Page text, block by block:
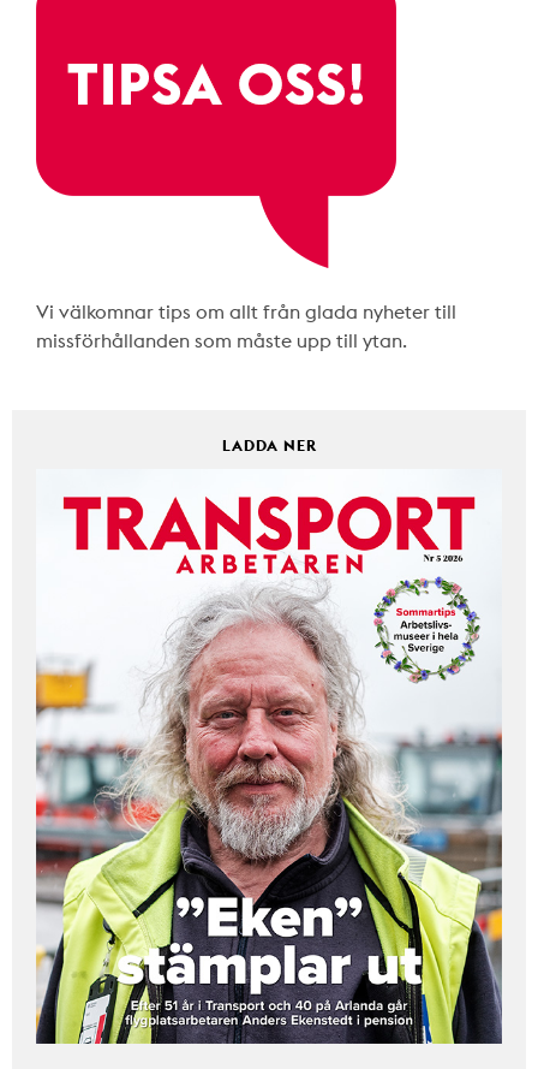
Vi välkomnar tips om allt från glada nyheter till
missförhållanden som måste upp till ytan.
LADDA NER